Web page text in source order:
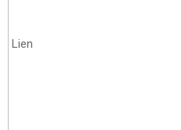
Lien